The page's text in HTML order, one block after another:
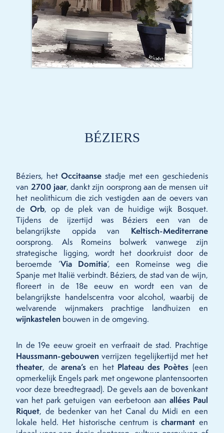
BÉZIERS
Béziers, hetOccitaanse stadje met een geschiedenis
van 2700 jaar, dankt zijn oorsprong aan de mensen uit
het neolithicum die zich vestigden aan de oevers van
de Orb, op de plek van de huidige wijk Bosquet.
Tijdens de ijzertijd was Béziers een van de
belangrijkste oppida van Keltisch-Mediterrane
oorsprong. Als Romeins bolwerk vanwege zijn
strategische ligging, wordt het doorkruist door de
beroemde ’Via Domitia’, een Romeinse weg die
Spanje met Italië verbindt. Béziers, de stad van de wijn,
floreert in de 18e eeuw en wordt een van de
belangrijkste handelscentra voor alcohol, waarbij de
welvarende wijnmakers prachtige landhuizen en
wijnkastelen bouwen in de omgeving.
In de 19e eeuw groeit en verfraait de stad. Prachtige
Haussmann-gebouwen verrijzen tegelijkertijd met het
theater, de arena’sen het Plateau des Poètes (een
opmerkelijk Engels park met ongewone plantensoorten
voor deze breedtegraad). De gevels aan de bovenkant
van het park getuigen van eerbetoon aan allées Paul
Riquet, de bedenker van het Canal du Midi en een
lokale held. Het historische centrum ischarmant en